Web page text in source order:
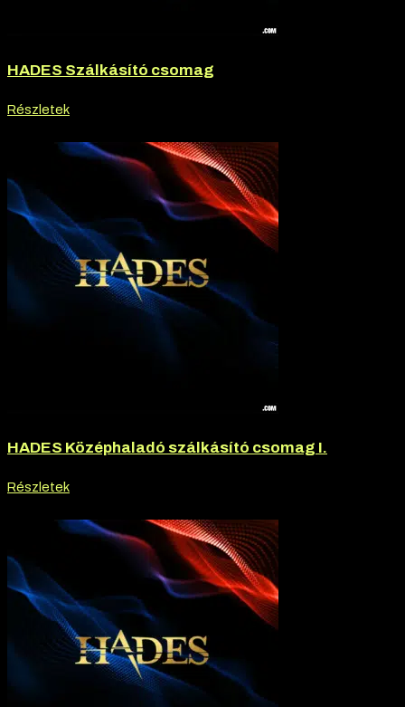
HADES Szálkásító csomag
Részletek
HADES Középhaladó szálkásító csomag I.
Részletek